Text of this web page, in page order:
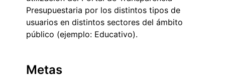
Presupuestaria por los distintos tipos de
usuarios en distintos sectores del ámbito
público (ejemplo: Educativo).
Metas